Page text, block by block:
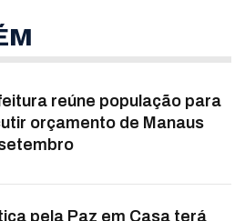
reúne população para
orçamento de Manaus
pela Paz em Casa terá